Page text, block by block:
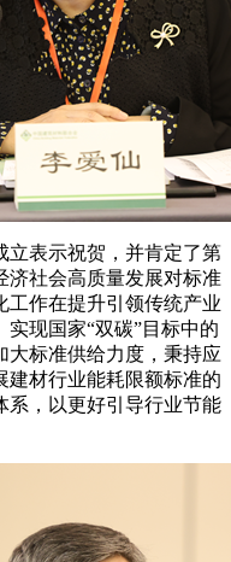
表示祝贺，并肯定了第
济社会高质量发展对标准
工作在提升引领传统产业
现国家“双碳”目标中的
大标准供给力度，秉持应
建材行业能耗限额标准的
系，以更好引导行业节能